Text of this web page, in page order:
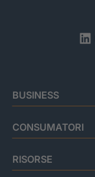
BUSINESS
CONSUMATORI
RISORSE